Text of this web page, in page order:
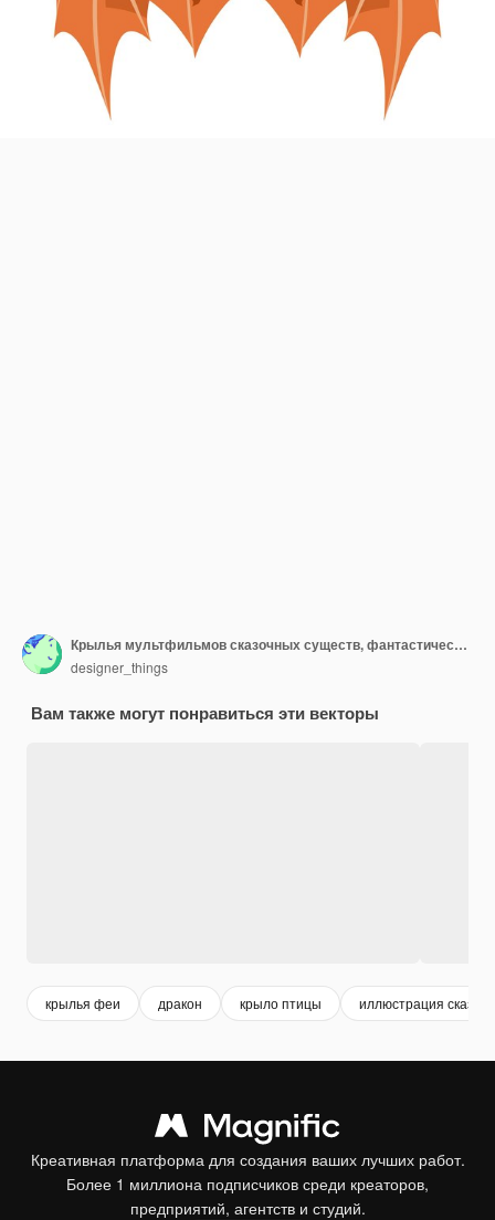
Крылья мультфильмов сказочных существ, фантастических персонажей и животных Пара крыльев с красочными дизайнами обложек Изолированная векторная иллюстрация мультфильмов
designer_things
Вам также могут понравиться эти векторы
крылья феи дракон крыло птицы иллюстрация сказки
Креативная платформа для создания ваших лучших работ.
Более 1 миллиона подписчиков среди креаторов,
предприятий, агентств и студий.